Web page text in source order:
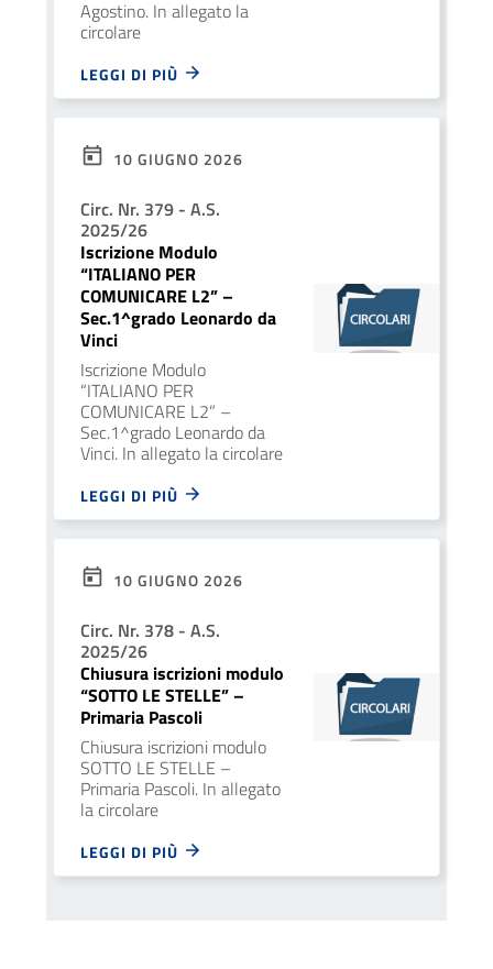
Agostino. In allegato la
circolare
LEGGI DI PIÙ
10 GIUGNO 2026
Circ. Nr. 379 - A.S.
2025/26
Iscrizione Modulo
“ITALIANO PER
COMUNICARE L2” –
Sec.1^grado Leonardo da
Vinci
Iscrizione Modulo
“ITALIANO PER
COMUNICARE L2” –
Sec.1^grado Leonardo da
Vinci. In allegato la circolare
LEGGI DI PIÙ
10 GIUGNO 2026
Circ. Nr. 378 - A.S.
2025/26
Chiusura iscrizioni modulo
“SOTTO LE STELLE” –
Primaria Pascoli
Chiusura iscrizioni modulo
SOTTO LE STELLE –
Primaria Pascoli. In allegato
la circolare
LEGGI DI PIÙ